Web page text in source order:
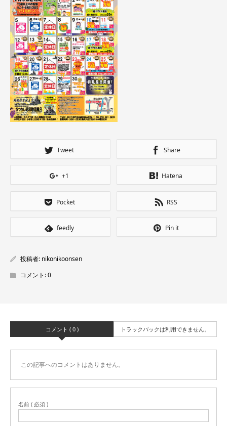
Tweet Share
+1 Hatena
Pocket RSS
feedly Pin it
投稿者: nikonikoonsen
コメント:0
コメント ( 0 ) トラックバックは利用できません。
この記事へのコメントはありません。
名前 ( 必須 )